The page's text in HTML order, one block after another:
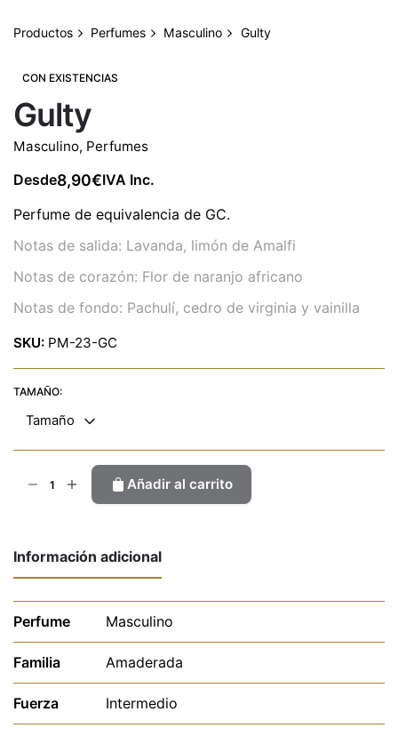
Productos Perfumes Masculino Gulty
CON EXISTENCIAS
Gulty
Masculino, Perfumes
Desde8,90€IVA Inc.
Perfume de equivalencia de GC.
Notas de salida: Lavanda, limón de Amalfi
Notas de corazón: Flor de naranjo africano
Notas de fondo: Pachulí, cedro de virginia y vainilla
SKU: PM-23-GC
TAMAÑO:
Tamaño
Añadir al carrito
Información adicional
Perfume Masculino
Familia Amaderada
Fuerza Intermedio